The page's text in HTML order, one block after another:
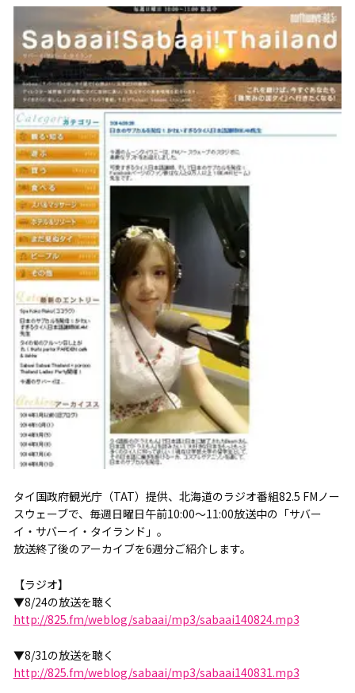
タイ国政府観光庁（TAT）提供、北海道のラジオ番組82.5 FMノー
スウェーブで、毎週日曜日午前10:00～11:00放送中の「サバー
イ・サバーイ・タイランド」。
放送終了後のアーカイブを6週分ご紹介します。
【ラジオ】
▼8/24の放送を聴く
http://825.fm/weblog/sabaai/mp3/sabaai140824.mp3
▼8/31の放送を聴く
http://825.fm/weblog/sabaai/mp3/sabaai140831.mp3